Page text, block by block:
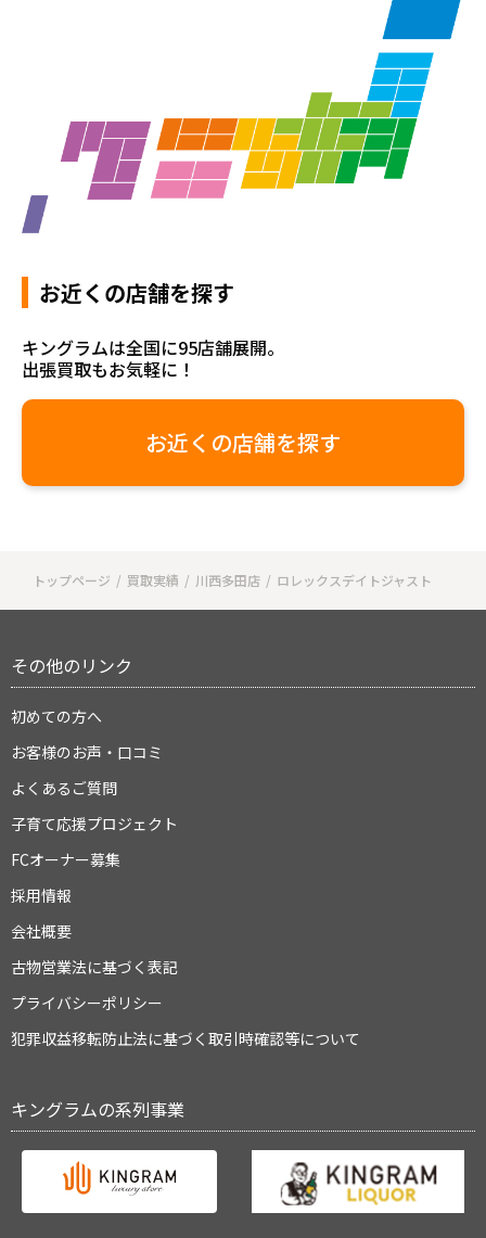
お近くの店舗を探す
キングラムは全国に95店舗展開。
出張買取もお気軽に！
お近くの店舗を探す
トップページ 買取実績 川西多田店 ロレックスデイトジャスト
その他のリンク
初めての方へ
お客様のお声・口コミ
よくあるご質問
子育て応援プロジェクト
FCオーナー募集
採用情報
会社概要
古物営業法に基づく表記
プライバシーポリシー
犯罪収益移転防止法に基づく取引時確認等について
キングラムの系列事業